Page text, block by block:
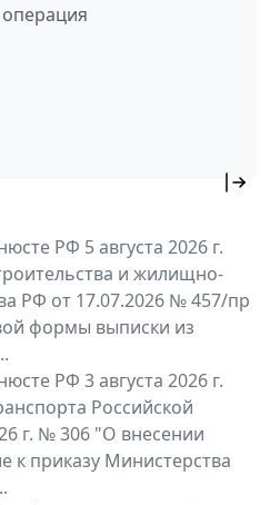
РФ 5 августа 2026 г.
и жилищно-
РФ от 17.07.2026 № 457/пр
формы выписки из
РФ 3 августа 2026 г.
Российской
г. № 306 "О внесении
к приказу Министерства